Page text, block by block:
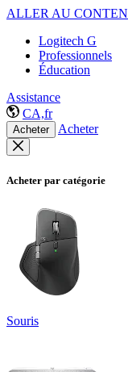
ALLER AU
Logitech G
Professionnels
Éducation
Assistance
CA,fr
Acheter Acheter
Acheter par catégorie
Souris